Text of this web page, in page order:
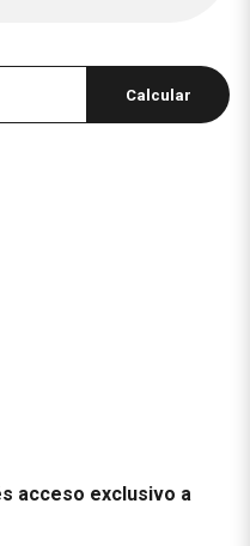
Calcular
acceso exclusivo a